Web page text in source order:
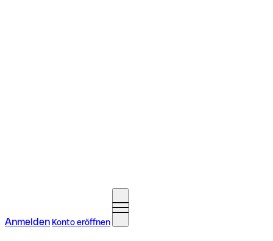
Anmelden Konto eröffnen